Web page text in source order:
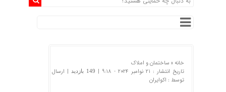
خانه » ساختمان و املاک
تاریخ انتشار : 21 نوامبر 2024 - 9:18 |
149 بازدید
| ارسال
توسط : اکوایران